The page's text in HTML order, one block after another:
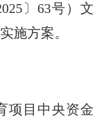
〕63号）文
施方案。
项目中央资金